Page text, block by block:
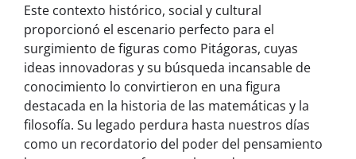
Este contexto histórico, social y cultural
proporcionó el escenario perfecto para el
surgimiento de figuras como Pitágoras, cuyas
ideas innovadoras y su búsqueda incansable de
conocimiento lo convirtieron en una figura
destacada en la historia de las matemáticas y la
filosofía. Su legado perdura hasta nuestros días
como un recordatorio del poder del pensamiento